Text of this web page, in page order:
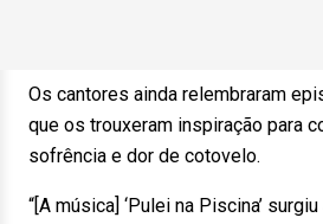
Os cantores ainda relembraram
que os trouxeram inspiração para
sofrência e dor de cotovelo.
“[A música] ‘Pulei na Piscina’